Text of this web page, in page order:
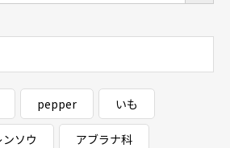
pepper いも
ソウ アブラナ科